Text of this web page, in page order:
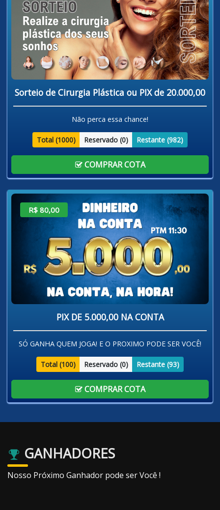
Sorteio de Cirurgia Plástica ou PIX de 20.000,00
Não perca essa chance!
Total (1000) Reservado (0) Restante (982)
COMPRAR COTA
R$ 80,00
PIX DE 5.000,00 NA CONTA
SÓ GANHA QUEM JOGA! E O PROXIMO PODE SER VOCÊ!
Total (100) Reservado (0) Restante (93)
COMPRAR COTA
GANHADORES
Nosso Próximo Ganhador pode ser Você !